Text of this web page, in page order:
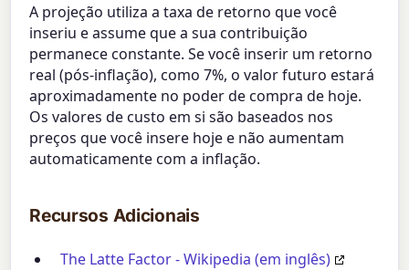
A projeção utiliza a taxa de retorno que você
inseriu e assume que a sua contribuição
permanece constante. Se você inserir um retorno
real (pós-inflação), como 7%, o valor futuro estará
aproximadamente no poder de compra de hoje.
Os valores de custo em si são baseados nos
preços que você insere hoje e não aumentam
automaticamente com a inflação.
Recursos Adicionais
The Latte Factor - Wikipedia (em inglês)